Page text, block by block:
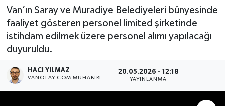
Van’ın Saray ve Muradiye Belediyeleri bünyesinde
faaliyet gösteren personel limited şirketinde
istihdam edilmek üzere personel alımı yapılacağı
duyuruldu.
HACI YILMAZ
VANOLAY.COM MUHABIRI
20.05.2026 - 12:18
YAYINLANMA
Sağlık
Eğitim
Süper Lig Puan Durumu ve Fikstür
Tüm Manşetler